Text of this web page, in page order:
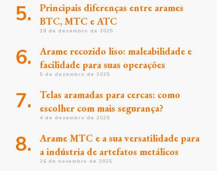
Principais diferenças entre arames
BTC, MTC e ATC
18 de dezembro de 2025
Arame recozido liso: maleabilidade e
facilidade para suas operações
5 de dezembro de 2025
Telas aramadas para cercas: como
escolher com mais segurança?
4 de dezembro de 2025
Arame MTC e a sua versatilidade para
a indústria de artefatos metálicos
26 de novembro de 2025